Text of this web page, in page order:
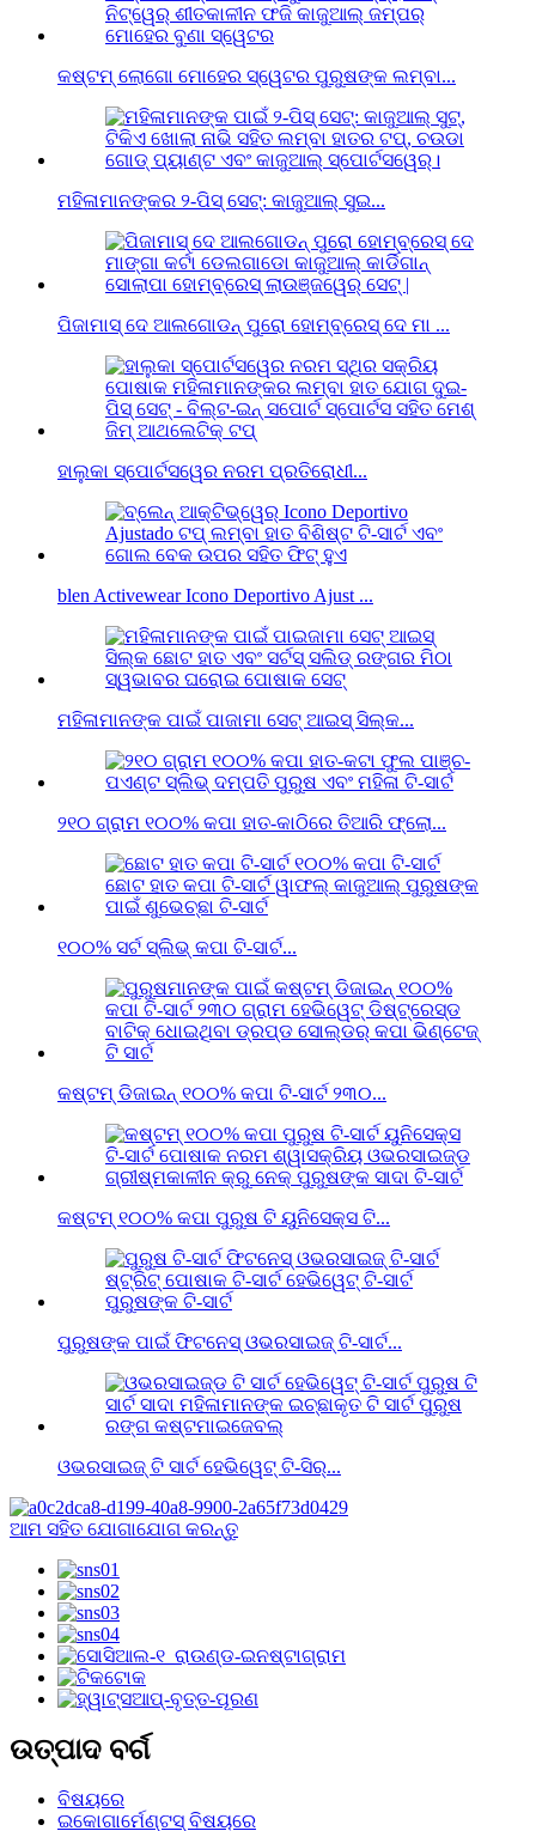
କଷ୍ଟମ୍ ଲୋଗୋ ମୋହେର ସ୍ୱେଟର ପୁରୁଷଙ୍କ ଲମ୍ବା...
ମହିଳାମାନଙ୍କର ୨-ପିସ୍ ସେଟ୍: କାଜୁଆଲ୍ ସୁଇ...
ପିଜାମାସ୍ ଦେ ଆଲଗୋଡନ୍ ପୁରୋ ହୋମ୍ବ୍ରେସ୍ ଦେ ମା ...
ହାଲୁକା ସ୍ପୋର୍ଟସୱେର ନରମ ପ୍ରତିରୋଧୀ...
blen Activewear Icono Deportivo Ajust ...
ମହିଳାମାନଙ୍କ ପାଇଁ ପାଜାମା ସେଟ୍ ଆଇସ୍ ସିଲ୍କ...
୨୧୦ ଗ୍ରାମ ୧୦୦% କପା ହାତ-କାଠିରେ ତିଆରି ଫ୍ଲୋ...
୧୦୦% ସର୍ଟ ସ୍ଲିଭ୍ କପା ଟି-ସାର୍ଟ...
କଷ୍ଟମ୍ ଡିଜାଇନ୍ ୧୦୦% କପା ଟି-ସାର୍ଟ ୨୩୦...
କଷ୍ଟମ୍ ୧୦୦% କପା ପୁରୁଷ ଟି ୟୁନିସେକ୍ସ ଟି...
ପୁରୁଷଙ୍କ ପାଇଁ ଫିଟନେସ୍ ଓଭରସାଇଜ୍ ଟି-ସାର୍ଟ...
ଓଭରସାଇଜ୍ ଟି ସାର୍ଟ ହେଭିୱେଟ୍ ଟି-ସିର୍...
ଆମ ସହିତ ଯୋଗାଯୋଗ କରନ୍ତୁ
ଉତ୍ପାଦ ବର୍ଗ
ବିଷୟରେ
ଇକୋଗାର୍ମେଣ୍ଟସ୍ ବିଷୟରେ